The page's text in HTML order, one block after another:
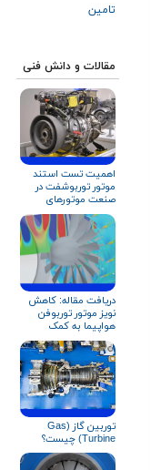
تامین
مقالات و دانش فنی
اهمیت تست استند
موتور توربوشفت در
صنعت موتورهای
هوایی
دریافت مقاله: کاهش
نویز موتور توربوفن
هواپیما به کمک
شبیه‌سازی‌ها
توربین گاز (Gas
Turbine) چیست؟